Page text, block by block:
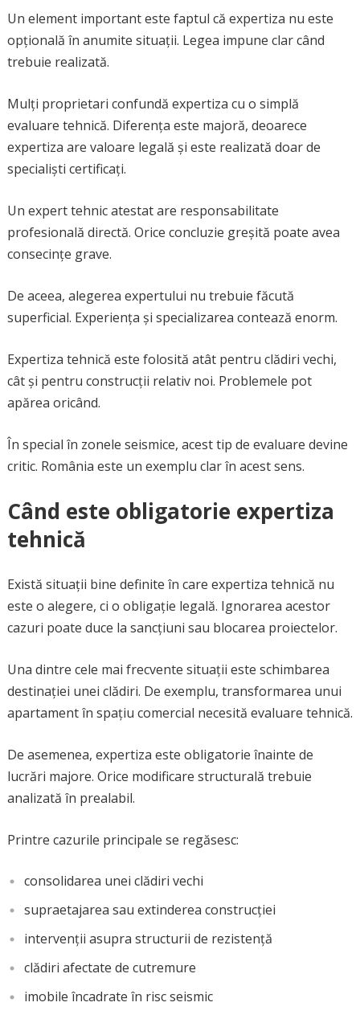
Un element important este faptul că expertiza nu este
opțională în anumite situații. Legea impune clar când
trebuie realizată.
Mulți proprietari confundă expertiza cu o simplă
evaluare tehnică. Diferența este majoră, deoarece
expertiza are valoare legală și este realizată doar de
specialiști certificați.
Un expert tehnic atestat are responsabilitate
profesională directă. Orice concluzie greșită poate avea
consecințe grave.
De aceea, alegerea expertului nu trebuie făcută
superficial. Experiența și specializarea contează enorm.
Expertiza tehnică este folosită atât pentru clădiri vechi,
cât și pentru construcții relativ noi. Problemele pot
apărea oricând.
În special în zonele seismice, acest tip de evaluare devine
critic. România este un exemplu clar în acest sens.
Când este obligatorie expertiza
tehnică
Există situații bine definite în care expertiza tehnică nu
este o alegere, ci o obligație legală. Ignorarea acestor
cazuri poate duce la sancțiuni sau blocarea proiectelor.
Una dintre cele mai frecvente situații este schimbarea
destinației unei clădiri. De exemplu, transformarea unui
apartament în spațiu comercial necesită evaluare tehnică.
De asemenea, expertiza este obligatorie înainte de
lucrări majore. Orice modificare structurală trebuie
analizată în prealabil.
Printre cazurile principale se regăsesc:
consolidarea unei clădiri vechi
supraetajarea sau extinderea construcției
intervenții asupra structurii de rezistență
clădiri afectate de cutremure
imobile încadrate în risc seismic